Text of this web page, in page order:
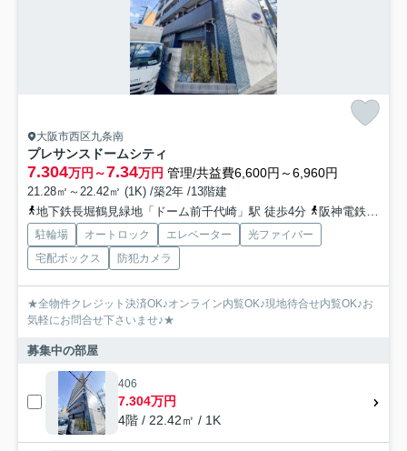
大阪市西区九条南
プレサンスドームシティ
7.304万円～7.34万円 管理/共益費6,600円～6,960円
21.28㎡～22.42㎡ (1K) /築2年 /13階建
地下鉄長堀鶴見緑地「ドーム前千代崎」駅 徒歩4分
阪神電鉄阪神なんば「ドーム前」駅 徒歩2分
駐輪場 オートロック エレベーター
光ファイバー
宅配ボックス
防犯カメラ
★全物件クレジット決済OK♪オンライン内覧OK♪現地待合せ内覧OK♪お
気軽にお問合せ下さいませ♪★
募集中の部屋
406
7.304万円
4階 / 22.42㎡ / 1K